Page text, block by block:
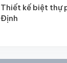
Thiết kế biệt thự
Định